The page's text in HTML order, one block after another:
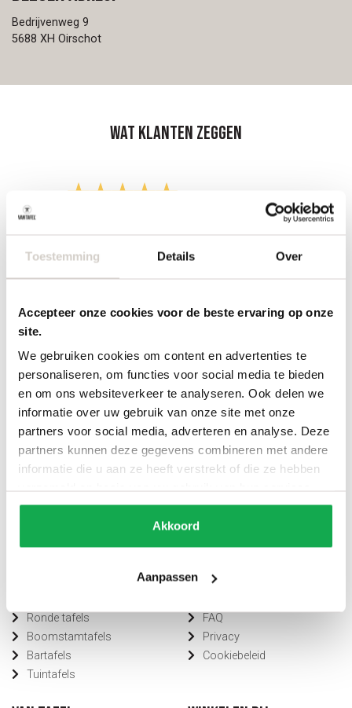
Toestemming Details Over
Accepteer onze cookies voor de beste ervaring op onze
site.
We gebruiken cookies om content en advertenties te
personaliseren, om functies voor social media te bieden
en om ons websiteverkeer te analyseren. Ook delen we
informatie over uw gebruik van onze site met onze
partners voor social media, adverteren en analyse. Deze
partners kunnen deze gegevens combineren met andere
informatie die u aan ze heeft verstrekt of die ze hebben
Akkoord
Aanpassen
Bedrijvenweg 9
5688 XH Oirschot
Wat klanten zeggen
Categorieën
Ovale tafels
Ronde tafels
Boomstamtafels
Bartafels
Tuintafels
Services
Onderhoud
Bezorging
FAQ
Privacy
Cookiebeleid